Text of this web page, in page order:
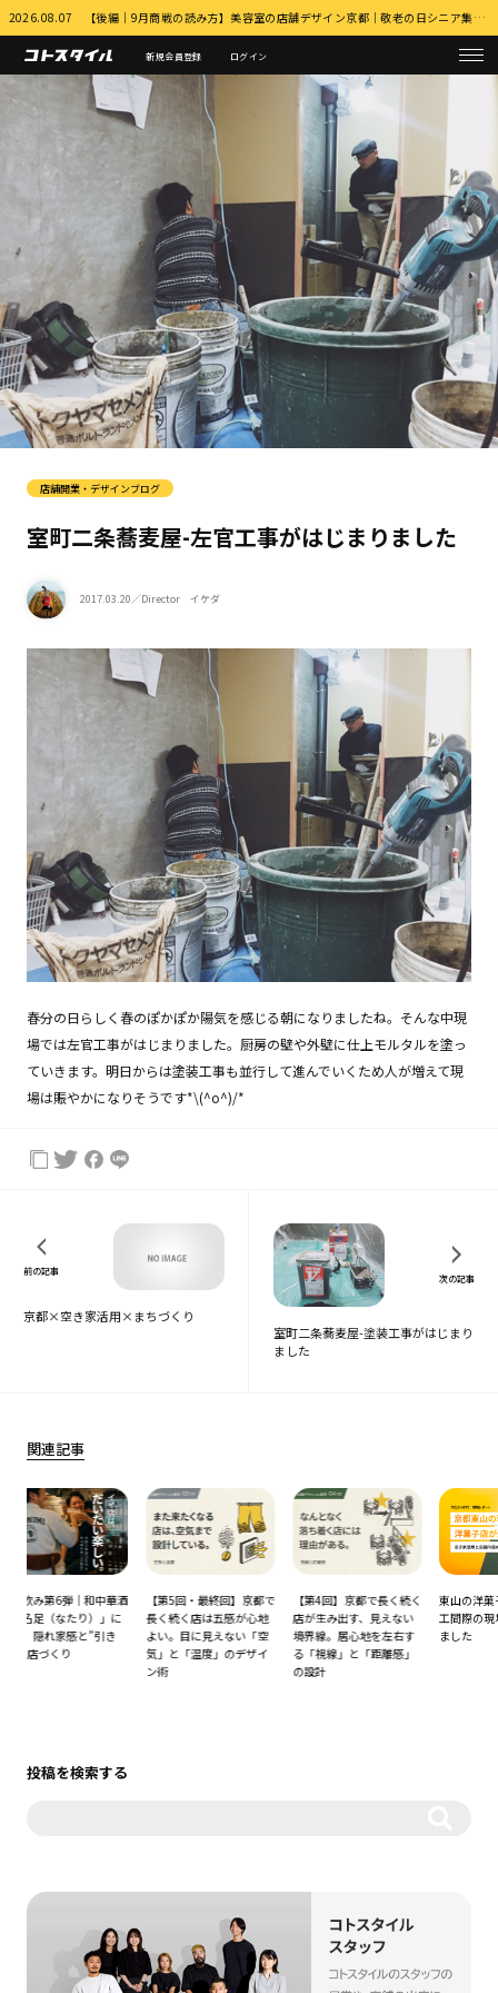
2026.08.07 【後編｜9月商戦の読み方】美容室の店舗デザイン京都｜敬老の日シニア集客とふるさと納税・MEO対策 詳細はこちら
新規会員登録 ログイン
店舗開業・デザインブログ
室町二条蕎麦屋-左官工事がはじまりました
2017.03.20／Director イケダ
春分の日らしく春のぽかぽか陽気を感じる朝になりましたね。そんな中現
場では左官工事がはじまりました。厨房の壁や外壁に仕上モルタルを塗っ
ていきます。明日からは塗装工事も並行して進んでいくため人が増えて現
場は賑やかになりそうです*\(^o^)/*
前の記事
京都×空き家活用×まちづくり
次の記事
室町二条蕎麦屋-塗装工事がはじまり
ました
関連記事
中華酒
」に
【第5回・最終回】京都で
長く続く店は五感が心地
よい。目に見えない「空
気」と「温度」のデザイ
【第4回】京都で長く続く
店が生み出す、見えない
境界線。居心地を左右す
る「視線」と「距離感」
東山の洋菓子店さん、竣
工間際の現場へ行ってき
ました
投稿を検索する